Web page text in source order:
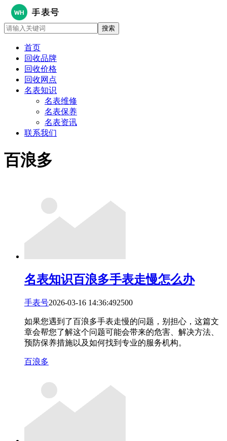
首页
回收品牌
回收价格
回收网点
名表知识
名表维修
名表保养
名表资讯
联系我们
百浪多
名表知识百浪多手表走慢怎么办
手表号2026-03-16 14:36:492500
如果您遇到了百浪多手表走慢的问题，别担心，这篇文
章会帮您了解这个问题可能会带来的危害、解决方法、
预防保养措施以及如何找到专业的服务机构。
百浪多